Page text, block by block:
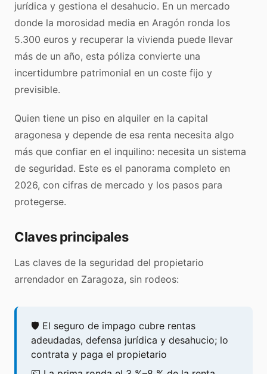
jurídica y gestiona el desahucio. En un mercado
donde la morosidad media en Aragón ronda los
5.300 euros y recuperar la vivienda puede llevar
más de un año, esta póliza convierte una
incertidumbre patrimonial en un coste fijo y
previsible.
Quien tiene un piso en alquiler en la capital
aragonesa y depende de esa renta necesita algo
más que confiar en el inquilino: necesita un sistema
de seguridad. Este es el panorama completo en
2026, con cifras de mercado y los pasos para
protegerse.
Claves principales
Las claves de la seguridad del propietario
arrendador en Zaragoza, sin rodeos:
🛡️ El seguro de impago cubre rentas
adeudadas, defensa jurídica y desahucio; lo
contrata y paga el propietario